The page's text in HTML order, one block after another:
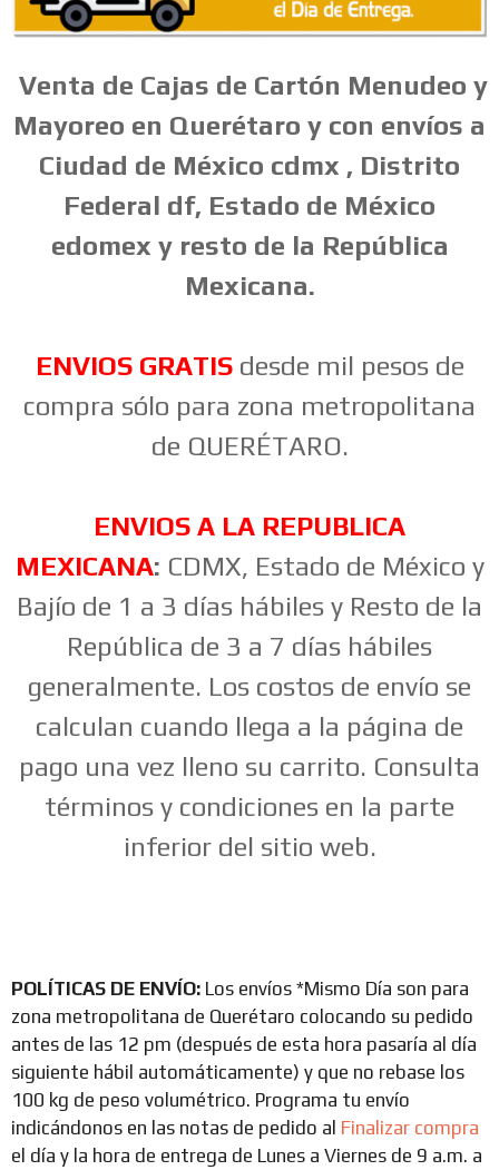
Venta de Cajas de Cartón Menudeo y
Mayoreo en Querétaro y con envíos a
Ciudad de México cdmx , Distrito
Federal df, Estado de México
edomex y resto de la República
Mexicana.
ENVIOS GRATISdesde mil pesos de
compra sólo para zona metropolitana
de QUERÉTARO.
ENVIOS A LA REPUBLICA
MEXICANA: CDMX, Estado de México y
Bajío de 1 a 3 días hábiles y Resto de la
República de 3 a 7 días hábiles
generalmente. Los costos de envío se
calculan cuando llega a la página de
pago una vez lleno su carrito. Consulta
términos y condiciones en la parte
inferior del sitio web.
POLÍTICAS DE ENVÍO: Los envíos *Mismo Día son para
zona metropolitana de Querétaro colocando su pedido
antes de las 12 pm (después de esta hora pasaría al día
siguiente hábil automáticamente) y que no rebase los
100 kg de peso volumétrico. Programa tu envío
indicándonos en las notas de pedido al Finalizar compra
el día y la hora de entrega de Lunes a Viernes de 9 a.m. a